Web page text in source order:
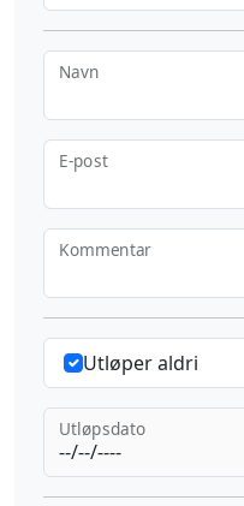
Navn
E-post
Kommentar
Utløper aldri
Utløpsdato